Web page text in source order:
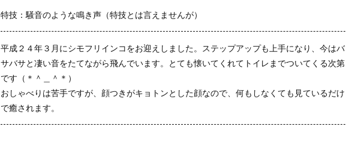
特技：騒音のような鳴き声（特技とは言えませんが）
平成２４年３月にシモフリインコをお迎えしました。ステップアップも上手になり、今はバ
サバサと凄い音をたてながら飛んでいます。とても懐いてくれてトイレまでついてくる次第
です（＊＾＿＾＊）
おしゃべりは苦手ですが、顔つきがキョトンとした顔なので、何もしなくても見ているだけ
で癒されます。